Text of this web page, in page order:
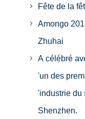
Fête de la
Amongo
Zhuhai
A célébré
'un des
'industrie du
Shenzhen.